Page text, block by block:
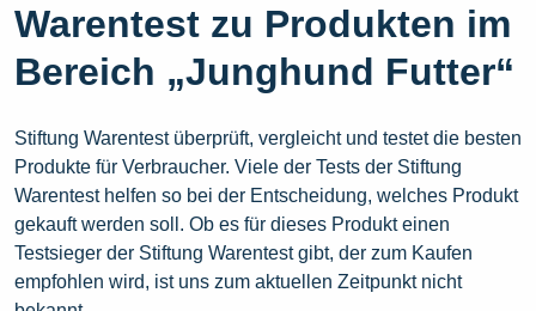
Warentest zu Produkten im
Bereich „Junghund Futter“
Stiftung Warentest überprüft, vergleicht und testet die besten
Produkte für Verbraucher. Viele der Tests der Stiftung
Warentest helfen so bei der Entscheidung, welches Produkt
gekauft werden soll. Ob es für dieses Produkt einen
Testsieger der Stiftung Warentest gibt, der zum Kaufen
empfohlen wird, ist uns zum aktuellen Zeitpunkt nicht